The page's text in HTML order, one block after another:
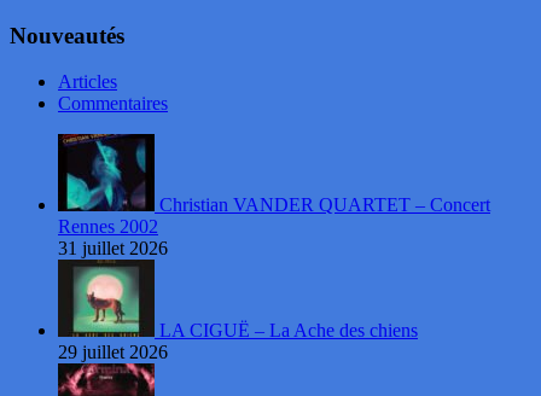
Nouveautés
Articles
Commentaires
Christian VANDER QUARTET – Concert
Rennes 2002
31 juillet 2026
LA CIGUË – La Ache des chiens
29 juillet 2026